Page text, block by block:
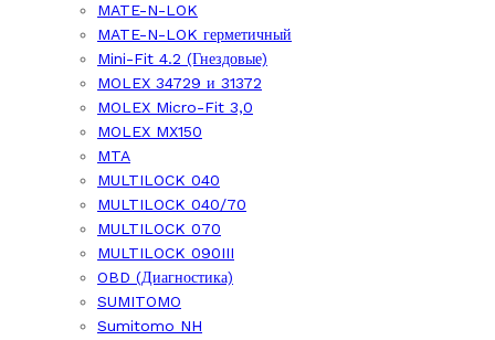
MATE-N-LOK
MATE-N-LOK герметичный
Mini-Fit 4.2 (Гнездовые)
MOLEX 34729 и 31372
MOLEX Micro-Fit 3,0
MOLEX MX150
MTA
MULTILOCK 040
MULTILOCK 040/70
MULTILOCK 070
MULTILOCK 090III
OBD (Диагностика)
SUMITOMO
Sumitomo NH